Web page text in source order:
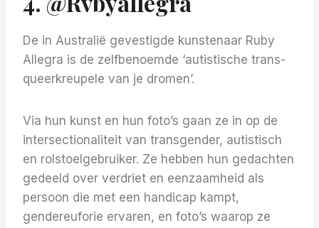
De in Australië gevestigde kunstenaar Ruby
Allegra is de zelfbenoemde ‘autistische trans-
queerkreupele van je dromen’.
Via hun kunst en hun foto’s gaan ze in op de
intersectionaliteit van transgender, autistisch
en rolstoelgebruiker. Ze hebben hun gedachten
gedeeld over verdriet en eenzaamheid als
persoon die met een handicap kampt,
gendereuforie ervaren, en foto’s waarop ze